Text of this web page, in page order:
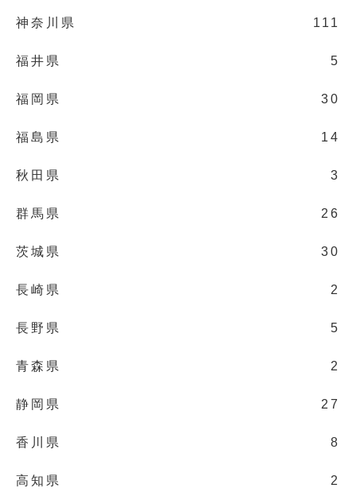
神奈川県 111
福井県 5
福岡県 30
福島県 14
秋田県 3
群馬県 26
茨城県 30
長崎県 2
長野県 5
青森県 2
静岡県 27
香川県 8
高知県 2